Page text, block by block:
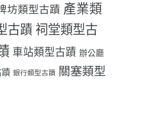
坊類型古蹟 產業類
古蹟 祠堂類型古
車站類型古蹟 辦公廳
蹟 銀行類型古蹟 關塞類型